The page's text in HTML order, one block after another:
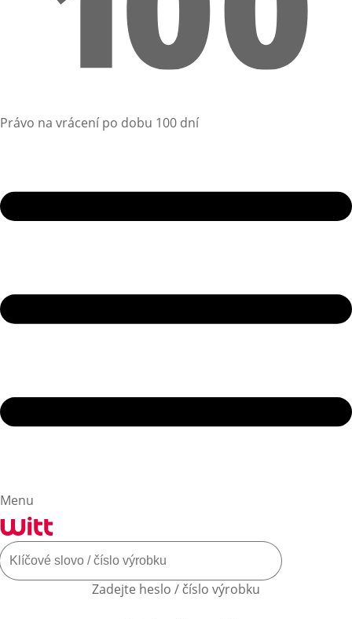
Právo na vrácení po dobu 100 dní
Menu
Zadejte heslo / číslo výrobku